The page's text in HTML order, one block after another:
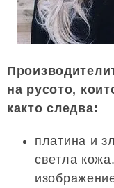
на русото,
както следва:
платина и
светла